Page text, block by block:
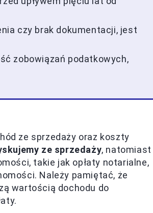
czy brak dokumentacji, jest
zobowiązań podatkowych,
ze sprzedaży oraz koszty
ze sprzedaży, natomiast
takie jak opłaty notarialne,
Należy pamiętać, że
wartością dochodu do